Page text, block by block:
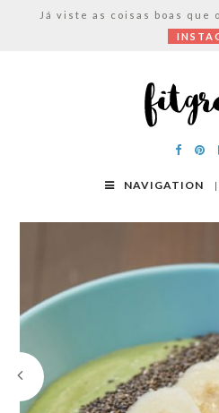
NAVIGATION
Já viste as coisas boas que